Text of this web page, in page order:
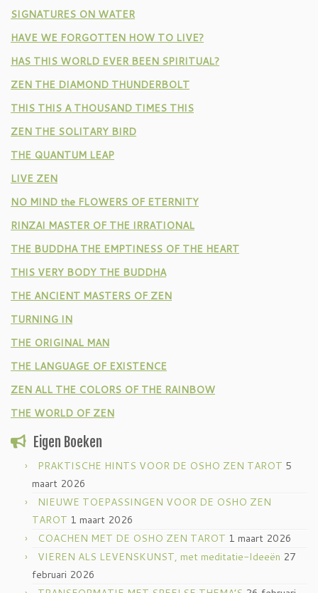
SIGNATURES ON WATER
HAVE WE FORGOTTEN HOW TO LIVE?
HAS THIS WORLD EVER BEEN SPIRITUAL?
ZEN THE DIAMOND THUNDERBOLT
THIS THIS A THOUSAND TIMES THIS
ZEN THE SOLITARY BIRD
THE QUANTUM LEAP
LIVE ZEN
NO MIND the FLOWERS OF ETERNITY
RINZAI MASTER OF THE IRRATIONAL
THE BUDDHA THE EMPTINESS OF THE HEART
THIS VERY BODY THE BUDDHA
THE ANCIENT MASTERS OF ZEN
TURNING IN
THE ORIGINAL MAN
THE LANGUAGE OF EXISTENCE
ZEN ALL THE COLORS OF THE RAINBOW
THE WORLD OF ZEN
Eigen Boeken
PRAKTISCHE HINTS VOOR DE OSHO ZEN TAROT 5
maart 2026
NIEUWE TOEPASSINGEN VOOR DE OSHO ZEN
TAROT 1 maart 2026
COACHEN MET DE OSHO ZEN TAROT 1 maart 2026
VIEREN ALS LEVENSKUNST, met meditatie-Ideeën 27
februari 2026